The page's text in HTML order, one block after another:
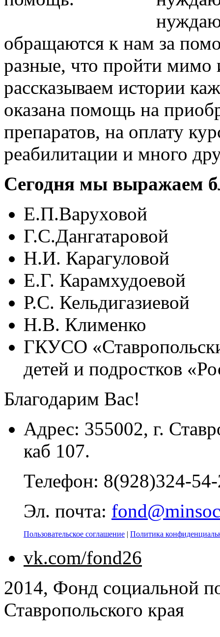
обращаются к нам за
разные, что пройти
рассказываем истории
оказана помощь на
препаратов, на оплату
реабилитации и много
Сегодня мы выражаем
Е.П.Варуховой
Г.С.Дангатаровой
Н.И. Карагуловой
Е.Г. Карамхудоевой
Р.С. Кельдигазиевой
Н.В. Клименко
ГКУСО
детей и подростков
Благодарим Вас!
Адрес: 355002, г.
каб 107.
Телефон: 8(928)324-
Эл. почта:
Пользовательское соглашение | Политика
vk.com/fond26
2014, Фонд социальной
Ставропольского края